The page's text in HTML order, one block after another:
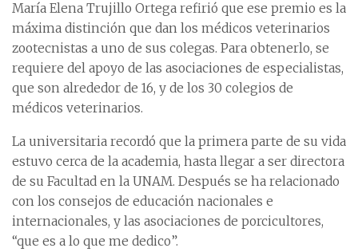
María Elena Trujillo Ortega refirió que ese premio es la
máxima distinción que dan los médicos veterinarios
zootecnistas a uno de sus colegas. Para obtenerlo, se
requiere del apoyo de las asociaciones de especialistas,
que son alrededor de 16, y de los 30 colegios de
médicos veterinarios.
La universitaria recordó que la primera parte de su vida
estuvo cerca de la academia, hasta llegar a ser directora
de su Facultad en la UNAM. Después se ha relacionado
con los consejos de educación nacionales e
internacionales, y las asociaciones de porcicultores,
“que es a lo que me dedico”.